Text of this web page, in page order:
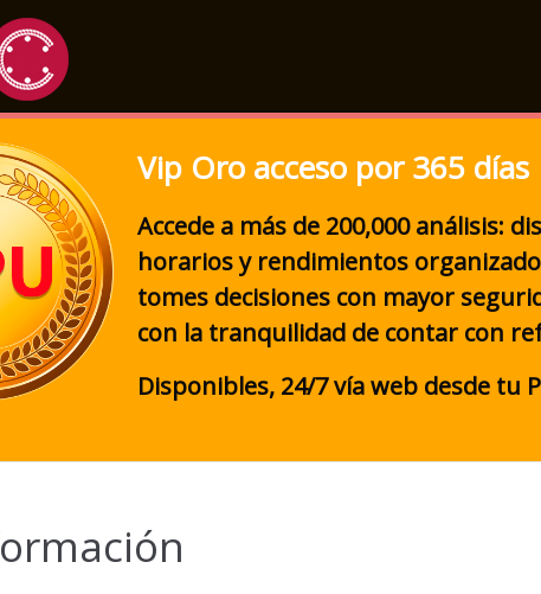
Vip Oro acceso por 365 días
Accede a más de 200,000 análisis:
horarios y rendimientos
tomes decisiones con mayor
con la tranquilidad de contar con
Disponibles, 24/7 vía web desde tu